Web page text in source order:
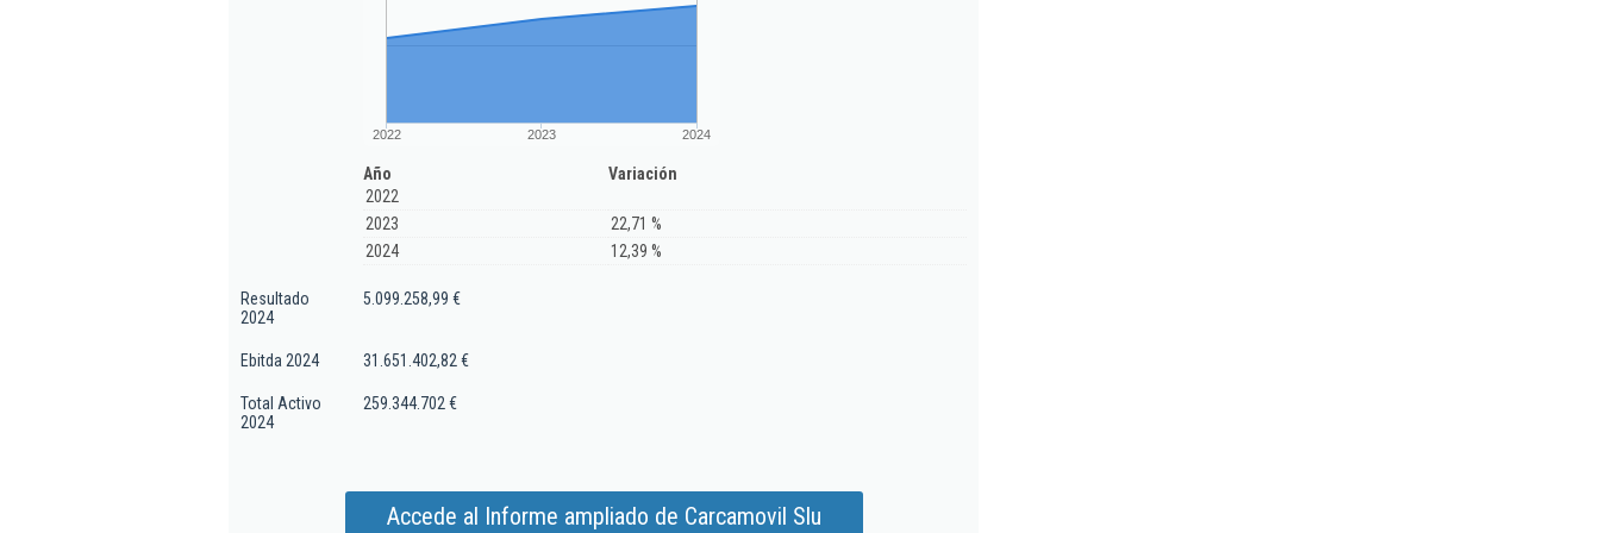
2022 2023 2024
Año
Variación
2022
2023
22,71 %
2024
12,39 %
Resultado
2024
5.099.258,99 €
Ebitda 2024 31.651.402,82 €
Total Activo
2024
259.344.702 €
Accede al Informe ampliado de Carcamovil Slu